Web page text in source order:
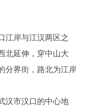
江岸与江汉两区之
北延伸，穿中山大
分界街，路北为江岸
汉市汉口的中心地